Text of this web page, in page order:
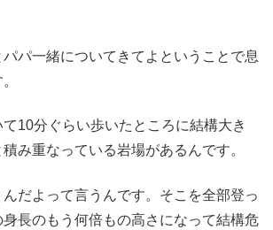
パ一緒についてきてよということで息
10分ぐらい歩いたところに結構大き
み重なっている岩場があるんです。
だよって言うんです。そこを全部登っ
長のもう何倍もの高さになって結構危